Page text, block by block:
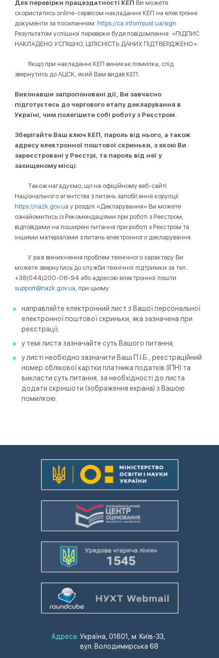
Для перевірки працездатності КЕП Ви можете
скористатись online-сервісом накладання КЕП на електронні
документи за посиланням: https://ca.informjust.ua/sign.
Результатом успішної перевірки буде повідомлення: «ПІДПИС
НАКЛАДЕНО УСПІШНО, ЦІЛІСНІСТЬ ДАНИХ ПІДТВЕРДЖЕНО».
Якщо при накладенні КЕП виникає помилка, слід
звернутись до АЦСК, який Вам видав КЕП.
Виконавши запропоновані дії, Ви завчасно
підготуєтесь до чергового етапу декларування в
Україні, чим полегшите собі роботу з Реєстром.
Зберігайте Ваш ключ КЕП, пароль від нього, а також
адресу електронної поштової скриньки, з якою Ви
зареєстровані у Реєстрі, та пароль від неї у
захищеному місці.
Також нагадуємо, що на офіційному веб-сайті
Національного агентства з питань запобігання корупції
https://nazk.gov.ua у розділі «Декларування» Ви можете
ознайомитись із Рекомендаціями при роботі з Реєстром,
відповідями на поширені питання при роботі з Реєстром та
іншими матеріалами з питань електронного декларування.
У разі виникнення проблем технічного характеру Ви
можете звернутись до служби технічної підтримки за тел.:
+38(044)200-06-94 або адресою електронної пошти
support@nazk.gov.ua, при цьому:
направляйте електронний лист з Вашої персональної
електронної поштової скриньки, яка зазначена при
реєстрації;
у темі листа зазначайте суть Вашого питання;
у листі необхідно зазначити Ваші П.І.Б., реєстраційний
номер облікової картки платника податків (ІПН) та
викласти суть питання, за необхідності до листа
додати скріншоти (зображення екрана) з Вашою
помилкою.
Адреса: Україна, 01601, м. Київ-33,
вул. Володимирська 68